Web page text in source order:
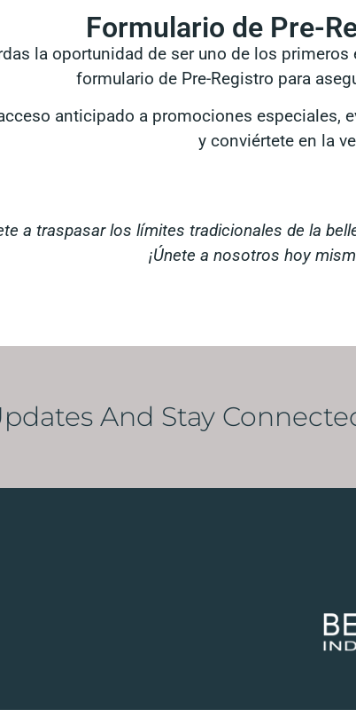
Formulario de Pre-
la oportunidad de ser uno de los
formulario de Pre-Registro para
anticipado a promociones especiales,
y conviértete en la
a traspasar los límites tradicionales de la
¡Únete a nosotros hoy
And Stay